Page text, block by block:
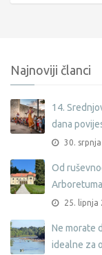
Najnoviji članci
14.
dana
30. srpnja
Od
25. lipnja
Ne morate
idealne za